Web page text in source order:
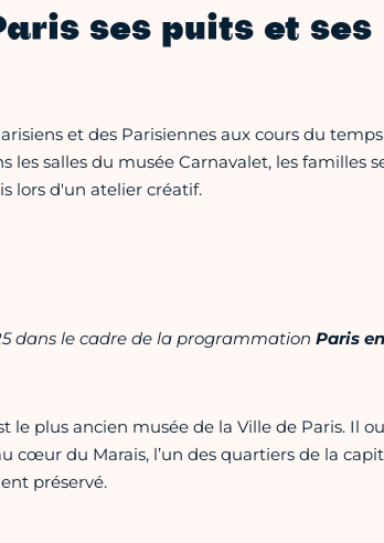
ses puits et ses
et des Parisiennes aux cours du
les salles du musée Carnavalet, les familles
lors d'un atelier créatif.
dans le cadre de la programmation Paris
le plus ancien musée de la Ville de Paris. Il
cœur du Marais, l’un des quartiers de la
préservé.